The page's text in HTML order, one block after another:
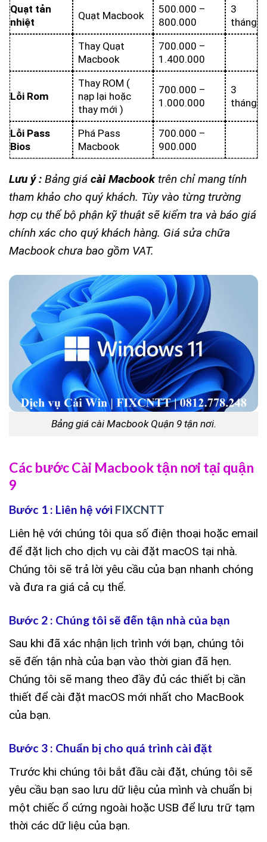
Quạt tản
nhiệt
Quạt Macbook
500.000 –
800.000
3
tháng
Thay Quạt
Macbook
700.000 –
1.400.000
Lỗi Rom
Thay ROM (
nạp lại hoặc
thay mới )
700.000 –
1.000.000
3
tháng
Lỗi Pass
Bios
Phá Pass
Macbook
700.000 –
900.000
Lưu ý : Bảng giá cài Macbooktrên chỉ mang tính
tham khảo cho quý khách. Tùy vào từng trường
hợp cụ thể bộ phận kỹ thuật sẽ kiểm tra và báo giá
chính xác cho quý khách hàng. Giá sửa chữa
Macbook chưa bao gồm VAT.
Bảng giá cài Macbook Quận 9 tận nơi.
Các bước Cài Macbook tận nơi tại quận
9
Bước 1 : Liên hệ với FIXCNTT
Liên hệ với chúng tôi qua số điện thoại hoặc email
để đặt lịch cho dịch vụ cài đặt macOS tại nhà.
Chúng tôi sẽ trả lời yêu cầu của bạn nhanh chóng
và đưa ra giá cả cụ thể.
Bước 2 : Chúng tôi sẽ đến tận nhà của bạn
Sau khi đã xác nhận lịch trình với bạn, chúng tôi
sẽ đến tận nhà của bạn vào thời gian đã hẹn.
Chúng tôi sẽ mang theo đầy đủ các thiết bị cần
thiết để cài đặt macOS mới nhất cho MacBook
của bạn.
Bước 3 : Chuẩn bị cho quá trình cài đặt
Trước khi chúng tôi bắt đầu cài đặt, chúng tôi sẽ
yêu cầu bạn sao lưu dữ liệu của mình và chuẩn bị
một chiếc ổ cứng ngoài hoặc USB để lưu trữ tạm
thời các dữ liệu của bạn.